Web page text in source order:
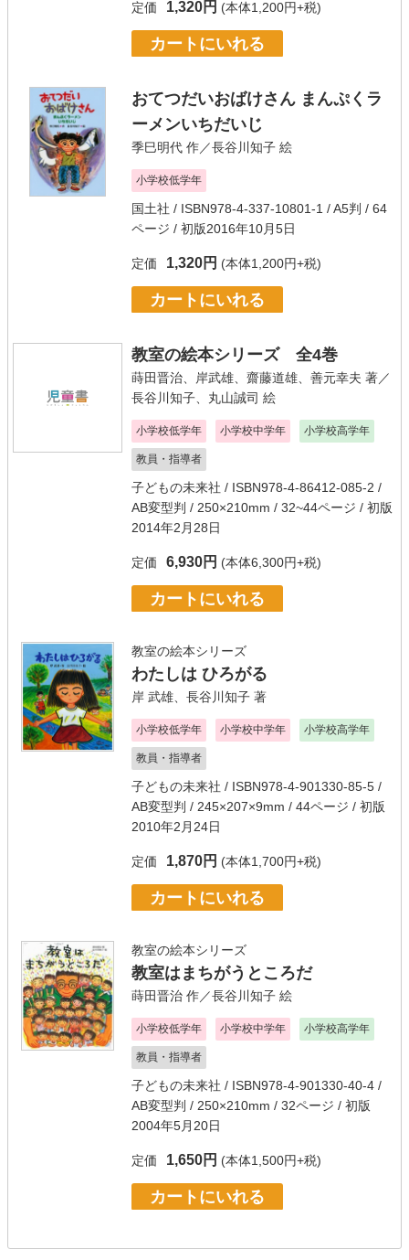
定価 1,320円 (本体1,200円+税)
カートにいれる
おてつだいおばけさん まんぷくラ
ーメンいちだいじ
季巳明代 作／長谷川知子 絵
小学校低学年
国土社 / ISBN978-4-337-10801-1 / A5判 / 64
ページ / 初版2016年10月5日
定価 1,320円 (本体1,200円+税)
カートにいれる
教室の絵本シリーズ 全4巻
蒔田晋治、岸武雄、齋藤道雄、善元幸夫 著／
長谷川知子、丸山誠司 絵
小学校低学年 小学校中学年 小学校高学年
教員・指導者
子どもの未来社 / ISBN978-4-86412-085-2 /
AB変型判 / 250×210mm / 32~44ページ / 初版
2014年2月28日
定価 6,930円 (本体6,300円+税)
カートにいれる
教室の絵本シリーズ
わたしは ひろがる
岸 武雄 長谷川知子 著
小学校低学年 小学校中学年 小学校高学年
教員・指導者
子どもの未来社 / ISBN978-4-901330-85-5 /
AB変型判 / 245×207×9mm / 44ページ / 初版
2010年2月24日
定価 1,870円 (本体1,700円+税)
カートにいれる
教室の絵本シリーズ
教室はまちがうところだ
蒔田晋治 作／長谷川知子 絵
小学校低学年 小学校中学年 小学校高学年
教員・指導者
子どもの未来社 / ISBN978-4-901330-40-4 /
AB変型判 / 250×210mm / 32ページ / 初版
2004年5月20日
定価 1,650円 (本体1,500円+税)
カートにいれる